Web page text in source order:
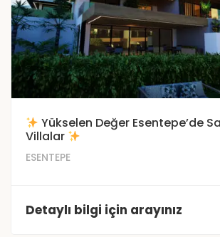
Yükselen Değer Esentepe’de
Villalar
ESENTEPE
Detaylı bilgi için arayınız